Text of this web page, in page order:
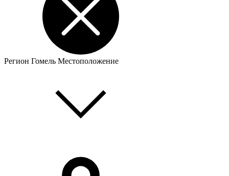
Регион Гомель Местоположение